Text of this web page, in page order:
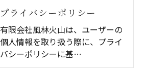
プライバシーポリシー
有限会社風林火山は、ユーザーの
個人情報を取り扱う際に、プライ
バシーポリシーに基…